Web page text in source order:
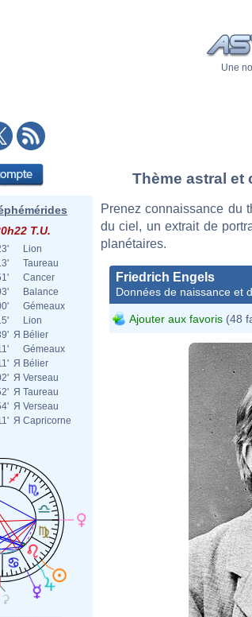
Une
T.U.
Lion
Taureau
Cancer
Balance
Gémeaux
Lion
Я Bélier
Gémeaux
Я Bélier
Я Verseau
Я Taureau
Я Verseau
Я Capricorne
Thème astral et
Prenez connaissance du
du ciel, un extrait de
planétaires.
Friedrich Engels
Données de naissance et
Ajouter aux favoris (48